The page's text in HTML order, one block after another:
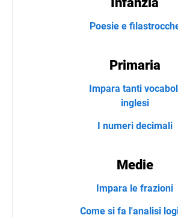
Poesie e
Primaria
Impara tanti
inglesi
I numeri decimali
Medie
Impara le frazioni
Come si fa l'analisi